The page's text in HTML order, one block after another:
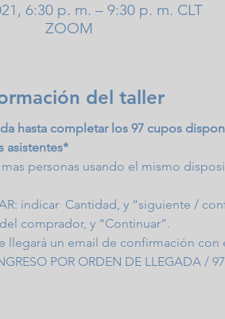
6:30 p. m. – 9:30 p. m. CLT
ZOOM
del taller
hasta completar los 97 cupos
asistentes*
personas usando el mismo
indicar  Cantidad, y “siguiente /
comprador, y “Continuar”.
un email de confirmación
POR ORDEN DE LLEGADA /